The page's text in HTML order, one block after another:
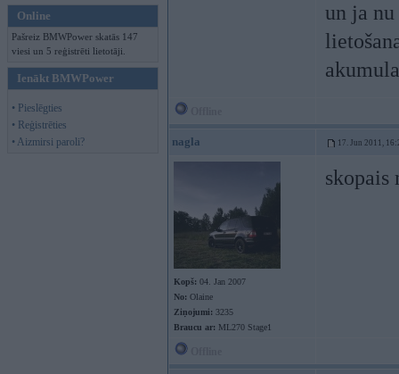
Online
Pašreiz BMWPower skatās 147
viesi un 5 reģistrēti lietotāji.
Ienākt BMWPower
• Pieslēgties
• Reģistrēties
• Aizmirsi paroli?
un ja
nagla 17. Jun 2011,
Kopš: 04. Jan 2007
No: Olaine
Ziņojumi: 3235
Braucu ar: ML270 Stage1
skopais